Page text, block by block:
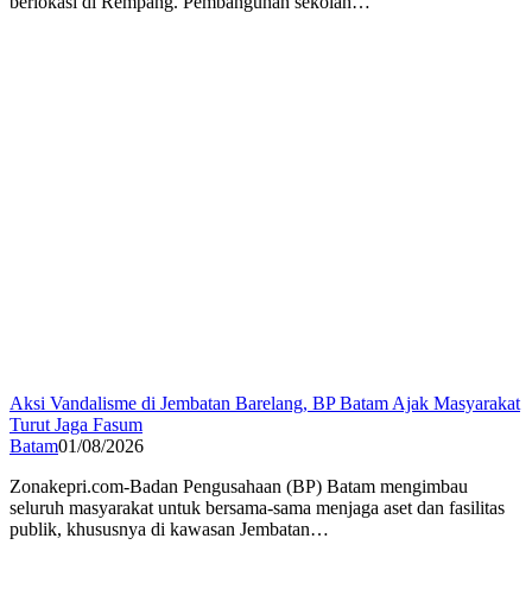
Aksi Vandalisme di Jembatan Barelang, BP Batam Ajak Masyarakat
Turut Jaga Fasum
Batam01/08/2026
Zonakepri.com-Badan Pengusahaan (BP) Batam mengimbau
seluruh masyarakat untuk bersama-sama menjaga aset dan fasilitas
publik, khususnya di kawasan Jembatan…